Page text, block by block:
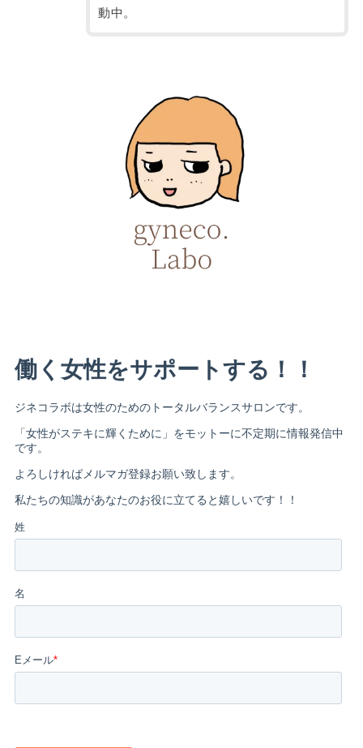
動中。